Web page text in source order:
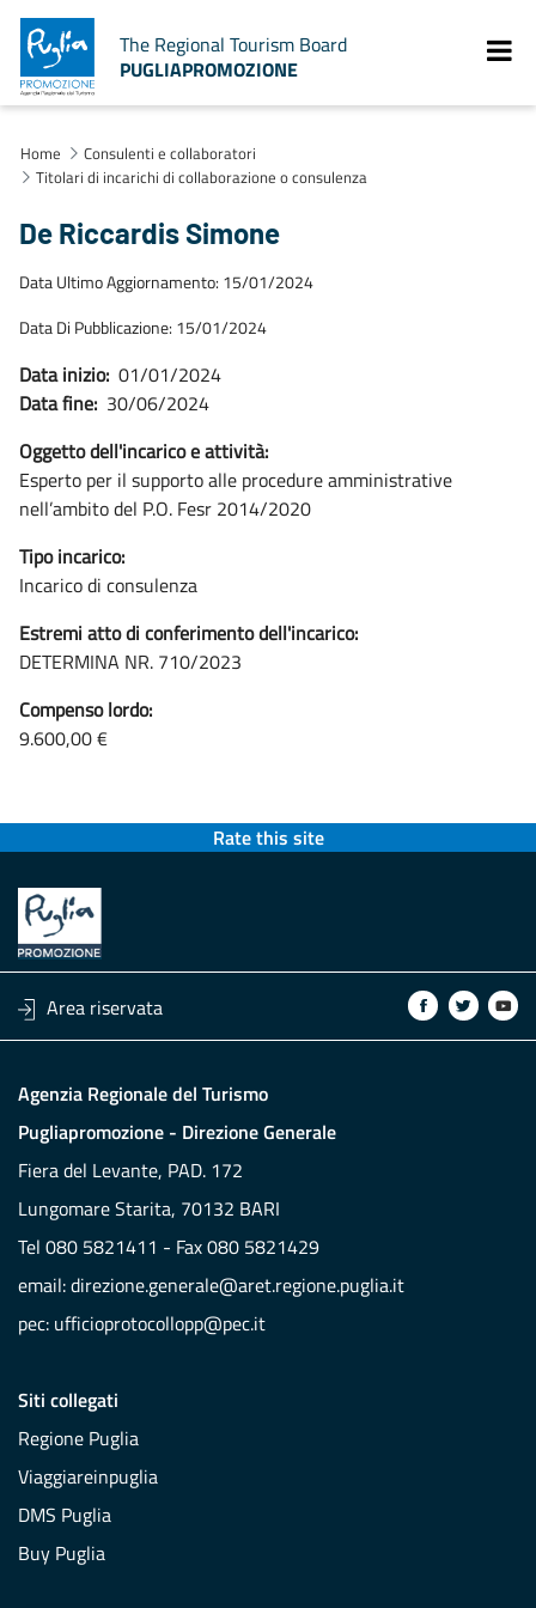
The Regional Tourism Board
PUGLIAPROMOZIONE
Home
Consulenti e collaboratori
Titolari di incarichi di collaborazione o consulenza
De Riccardis Simone
Data Ultimo Aggiornamento: 15/01/2024
Data Di Pubblicazione: 15/01/2024
Data inizio: 01/01/2024
Data fine: 30/06/2024
Oggetto dell'incarico e attività:
Esperto per il supporto alle procedure amministrative
nell’ambito del P.O. Fesr 2014/2020
Tipo incarico:
Incarico di consulenza
Estremi atto di conferimento dell'incarico:
DETERMINA NR. 710/2023
Compenso lordo:
9.600,00 €
Rate this site
Area riservata
Agenzia Regionale del Turismo
Pugliapromozione - Direzione Generale
Fiera del Levante, PAD. 172
Lungomare Starita, 70132 BARI
Tel 080 5821411 - Fax 080 5821429
email:direzione.generale@aret.regione.puglia.it
pec: ufficioprotocollopp@pec.it
Siti collegati
Regione Puglia
Viaggiareinpuglia
DMS Puglia
Buy Puglia